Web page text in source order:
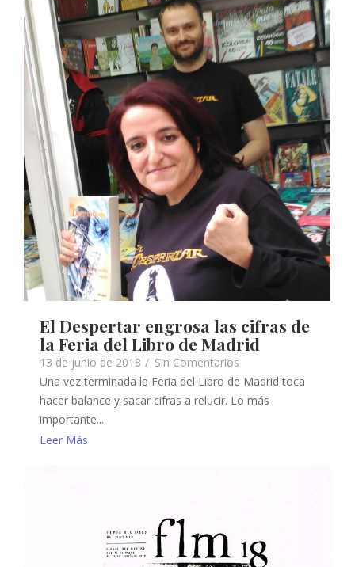
El Despertar engrosa las cifras de
la Feria del Libro de Madrid
13 de junio de 2018 / Sin Comentarios
Una vez terminada la Feria del Libro de Madrid toca
hacer balance y sacar cifras a relucir. Lo más
importante...
Leer Más